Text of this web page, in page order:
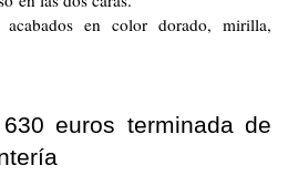
en color dorado, mirilla,
euros terminada de